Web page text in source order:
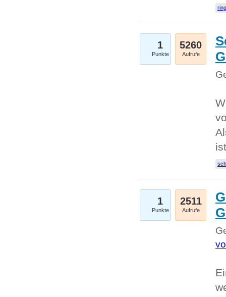
ring
1
Punkte
5260
Aufrufe
1
Punkte
2511
Aufrufe